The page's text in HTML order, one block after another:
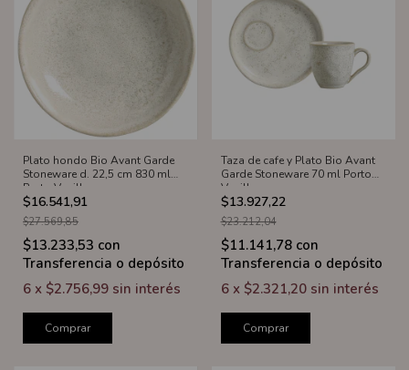
Plato hondo Bio Avant Garde
Stoneware d. 22,5 cm 830 ml
Porto Vanilla
$16.541,91
$27.569,85
$13.233,53 con
Transferencia o depósito
6 x $2.756,99 sin interés
Comprar
Taza de cafe y Plato Bio Avant
Garde Stoneware 70 ml Porto
Vanilla
$13.927,22
$23.212,04
$11.141,78 con
Transferencia o depósito
6 x $2.321,20 sin interés
Comprar